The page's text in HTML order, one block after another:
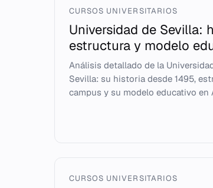
CURSOS UNIVERSITARIOS
Universidad de Sevilla:
estructura y modelo
Análisis detallado de la
Sevilla: su historia desde 1495,
campus y su modelo educativo en
CURSOS UNIVERSITARIOS